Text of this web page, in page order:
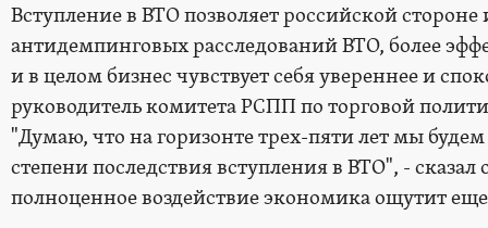
Вступление в ВТО позволяет российской
антидемпинговых расследований ВТО, более
и в целом бизнес чувствует себя увереннее и
руководитель комитета РСПП по торговой
"Думаю, что на горизонте трех-пяти лет мы будем
степени последствия вступления в ВТО", -
полноценное воздействие экономика ощутит еще